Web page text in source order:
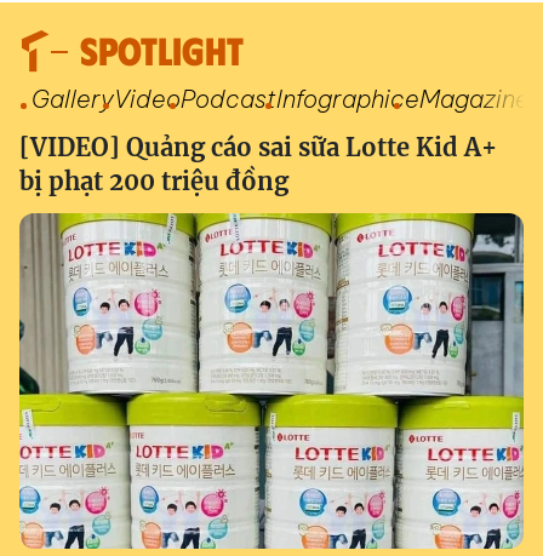
SPOTLIGHT
GalleryVideoPodcastInfographiceMagazine
[VIDEO] Quảng cáo sai sữa Lotte Kid A+
bị phạt 200 triệu đồng